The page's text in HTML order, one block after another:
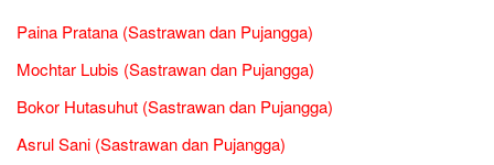
Paina Pratana (Sastrawan dan Pujangga)
Mochtar Lubis (Sastrawan dan Pujangga)
Bokor Hutasuhut (Sastrawan dan Pujangga)
Asrul Sani (Sastrawan dan Pujangga)